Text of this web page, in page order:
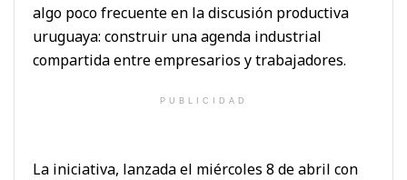
algo poco frecuente en la discusión productiva
uruguaya: construir una agenda industrial
compartida entre empresarios y trabajadores.
PUBLICIDAD
La iniciativa, lanzada el miércoles 8 de abril con